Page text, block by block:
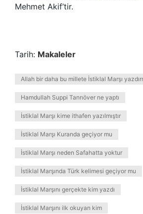
Mehmet Akif’tir.
Tarih: Makaleler
Allah bir daha bu millete İstiklal Marşı
Hamdullah Suppi Tanrıöver ne yaptı
İstiklal Marşı kime ithafen yazılmıştır
İstiklal Marşı Kuranda geçiyor mu
İstiklal Marşı neden Safahatta yoktur
İstiklal Marşında Türk kelimesi geçiyor mu
İstiklal Marşını gerçekte kim yazdı
İstiklal Marşını ilk okuyan kim